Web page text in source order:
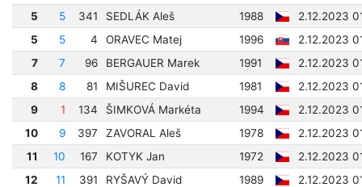
5
5 341 SEDLÁK Aleš 1988
2.12.2023
5
5 4 ORAVEC Matej 1996
2.12.2023
7
7 96 BERGAUER Marek 1991
2.12.2023
8
8 81 MIŠUREC David 1981
2.12.2023
9
1 134 ŠIMKOVÁ Markéta 1994
2.12.2023
10
9 397 ZAVORAL Aleš 1978
2.12.2023
11
10 167 KOTYK Jan 1972
2.12.2023
12
11 391 RYŠAVÝ David 1989
2.12.2023